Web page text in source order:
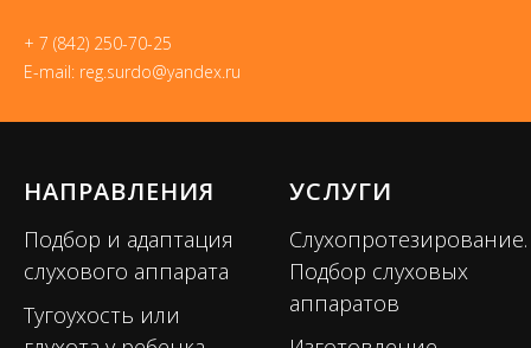
+ 7 (842) 250-70-25
E-mail: reg.surdo@yandex.ru
НАПРАВЛЕНИЯ
Подбор и адаптация
слухового аппарата
Тугоухость или
УСЛУГИ
Слухопротезирование.
Подбор слуховых
аппаратов